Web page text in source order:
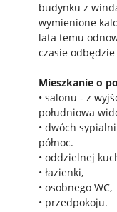
budynku z
wymienione
lata temu
czasie
Mieszkanie o
• salonu - z
południowa
• dwóch
północ.
• oddzielnej
• łazienki,
• osobnego WC,
• przedpokoju.